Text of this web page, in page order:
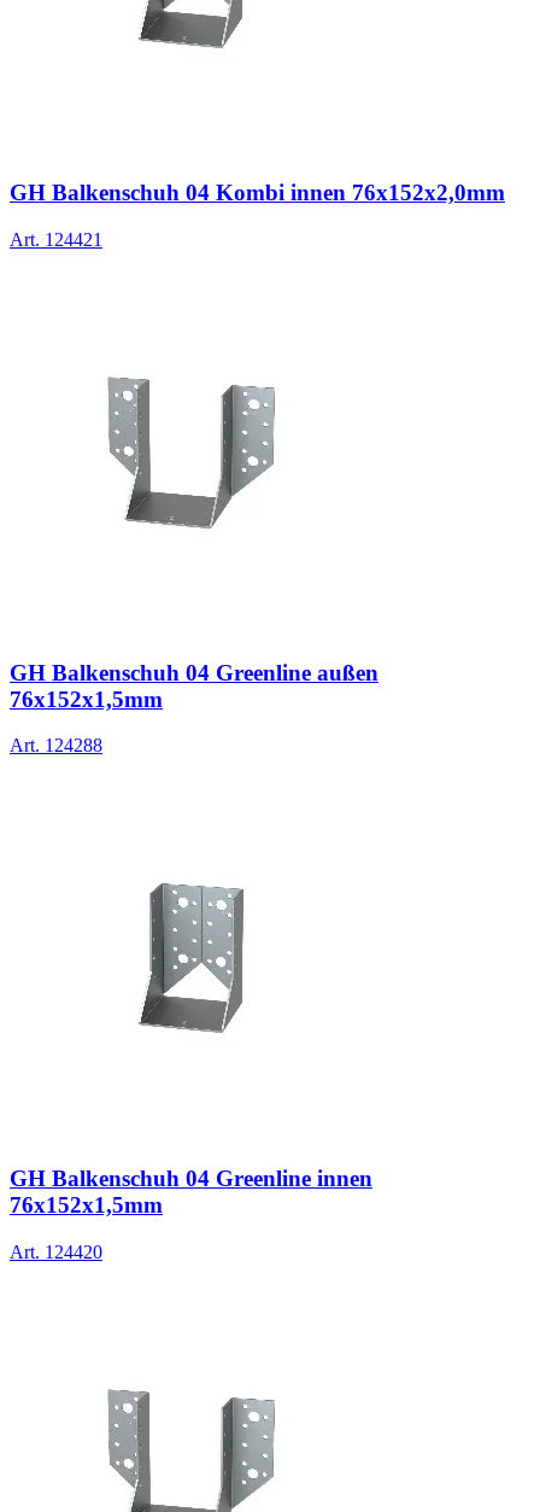
GH Balkenschuh 04 Kombi innen 76x152x2,0mm
Art. 124421
GH Balkenschuh 04 Greenline außen
76x152x1,5mm
Art. 124288
GH Balkenschuh 04 Greenline innen
76x152x1,5mm
Art. 124420